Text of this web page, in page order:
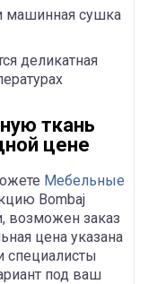
машинная сушка
деликатная
ткань
цене
Мебельные
Bombaj
возможен заказ
цена указана
специалисты
под ваш